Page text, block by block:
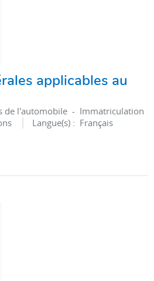
applicables au
de l'automobile - Immatriculation
Langue(s) : Français